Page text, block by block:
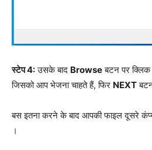
स्टेप 4:उसके बाद Browseबटन पर
जिसको आप भेजना चाहते हैं, फिर NEXT
बस इतना करने के बाद आपकी फाइल दूसरे
।